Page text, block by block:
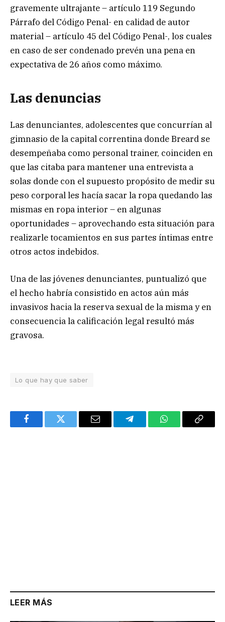
gravemente ultrajante – artículo 119 Segundo
Párrafo del Código Penal- en calidad de autor
material – artículo 45 del Código Penal-, los cuales
en caso de ser condenado prevén una pena en
expectativa de 26 años como máximo.
Las denuncias
Las denunciantes, adolescentes que concurrían al
gimnasio de la capital correntina donde Breard se
desempeñaba como personal trainer, coinciden en
que las citaba para mantener una entrevista a
solas donde con el supuesto propósito de medir su
peso corporal les hacía sacar la ropa quedando las
mismas en ropa interior – en algunas
oportunidades – aprovechando esta situación para
realizarle tocamientos en sus partes íntimas entre
otros actos indebidos.
Una de las jóvenes denunciantes, puntualizó que
el hecho habría consistido en actos aún más
invasivos hacia la reserva sexual de la misma y en
consecuencia la calificación legal resultó más
gravosa.
Lo que hay que saber
FacebookTwitter Email TelegramWhatsAppCopy
LEER MÁS